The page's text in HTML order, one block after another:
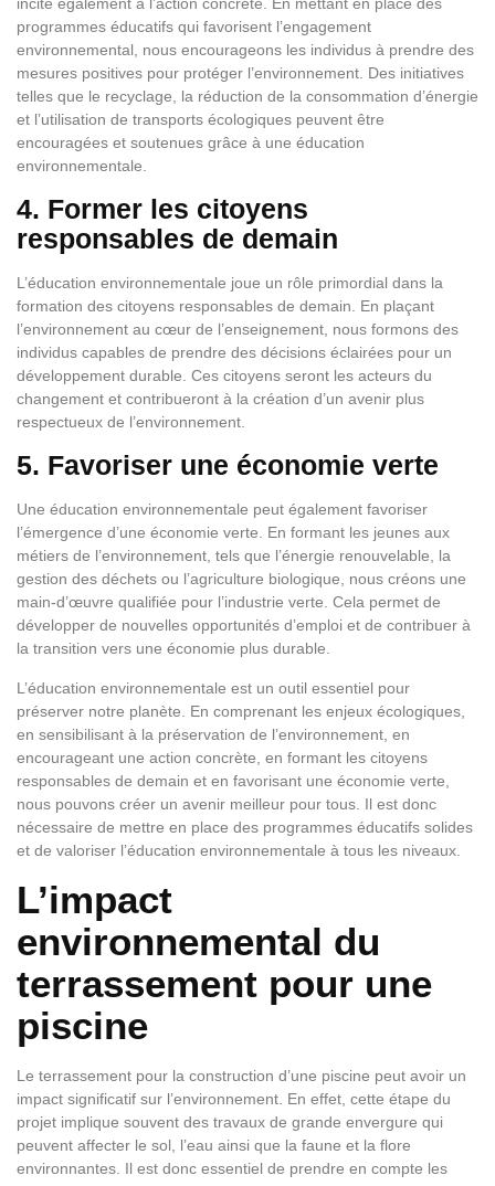
programmes éducatifs qui favorisent l’engagement
environnemental, nous encourageons les individus à prendre des
mesures positives pour protéger l’environnement. Des initiatives
telles que le recyclage, la réduction de la consommation d’énergie
et l’utilisation de transports écologiques peuvent être
encouragées et soutenues grâce à une éducation
environnementale.
4. Former les citoyens
responsables de demain
L’éducation environnementale joue un rôle primordial dans la
formation des citoyens responsables de demain. En plaçant
l’environnement au cœur de l’enseignement, nous formons des
individus capables de prendre des décisions éclairées pour un
développement durable. Ces citoyens seront les acteurs du
changement et contribueront à la création d’un avenir plus
respectueux de l’environnement.
5. Favoriser une économie verte
Une éducation environnementale peut également favoriser
l’émergence d’une économie verte. En formant les jeunes aux
métiers de l’environnement, tels que l’énergie renouvelable, la
gestion des déchets ou l’agriculture biologique, nous créons une
main-d’œuvre qualifiée pour l’industrie verte. Cela permet de
développer de nouvelles opportunités d’emploi et de contribuer à
la transition vers une économie plus durable.
L’éducation environnementale est un outil essentiel pour
préserver notre planète. En comprenant les enjeux écologiques,
en sensibilisant à la préservation de l’environnement, en
encourageant une action concrète, en formant les citoyens
responsables de demain et en favorisant une économie verte,
nous pouvons créer un avenir meilleur pour tous. Il est donc
nécessaire de mettre en place des programmes éducatifs solides
et de valoriser l’éducation environnementale à tous les niveaux.
L’impact
environnemental du
terrassement pour une
piscine
Le terrassement pour la construction d’une piscine peut avoir un
impact significatif sur l’environnement. En effet, cette étape du
projet implique souvent des travaux de grande envergure qui
peuvent affecter le sol, l’eau ainsi que la faune et la flore
environnantes. Il est donc essentiel de prendre en compte les